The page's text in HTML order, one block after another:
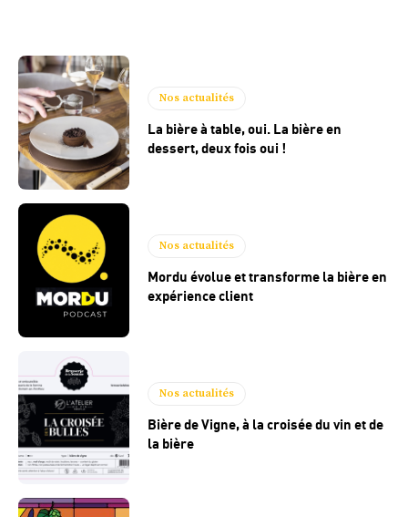
Nos actualités
La bière à table, oui. La bière en
dessert, deux fois oui !
Nos actualités
Mordu évolue et transforme la bière en
expérience client
Nos actualités
Bière de Vigne, à la croisée du vin et de
la bière